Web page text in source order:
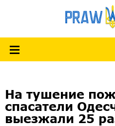
На тушение
спасатели
выезжали 25